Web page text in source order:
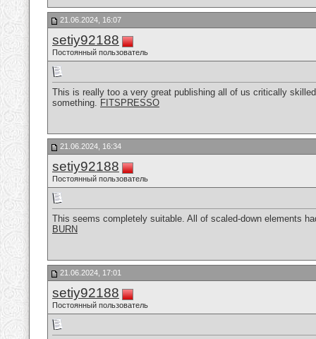
21.06.2024, 16:07
setiy92188
Постоянный пользователь
This is really too a very great publishing all of us critically
something. FITSPRESSO
21.06.2024, 16:34
setiy92188
Постоянный пользователь
This seems completely suitable. All of scaled-down elements
BURN
21.06.2024, 17:01
setiy92188
Постоянный пользователь